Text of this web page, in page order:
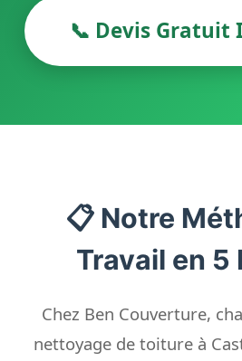
📞 Devis Gratuit
📋 Notre
Travail en 5
Chez Ben Couverture,
nettoyage de toiture à